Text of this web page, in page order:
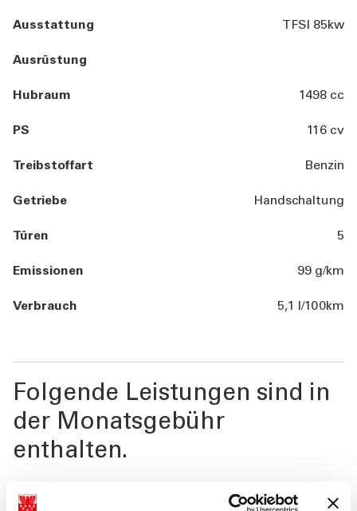
Ausstattung TFSI 85kw
Ausrüstung
Hubraum 1498 cc
PS 116 cv
Treibstoffart Benzin
Getriebe Handschaltung
Türen 5
Emissionen 99 g/km
Verbrauch 5,1 l/100km
Folgende Leistungen sind in
der Monatsgebühr
enthalten.